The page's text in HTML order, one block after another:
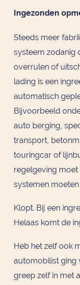
Ingezonden
Steeds meer
systeem zodanig
overrulen of
lading is een
automatisch
Bijvoorbeeld
auto berging,
transport,
touringcar of
regelgeving moet
systemen
Klopt. Bij een
Helaas komt de
Heb het zelf ook
automobilist ging
greep zelf in met